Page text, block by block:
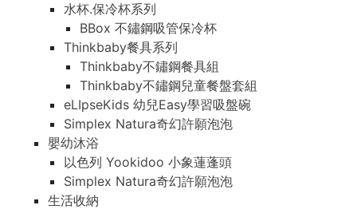
水杯.保冷杯系列
BBox 不鏽鋼吸管保冷杯
Thinkbaby餐具系列
Thinkbaby不鏽鋼餐具組
Thinkbaby不鏽鋼兒童餐盤套組
eLIpseKids 幼兒Easy學習吸盤碗
Simplex Natura奇幻許願泡泡
嬰幼沐浴
以色列 Yookidoo 小象蓮蓬頭
Simplex Natura奇幻許願泡泡
生活收納